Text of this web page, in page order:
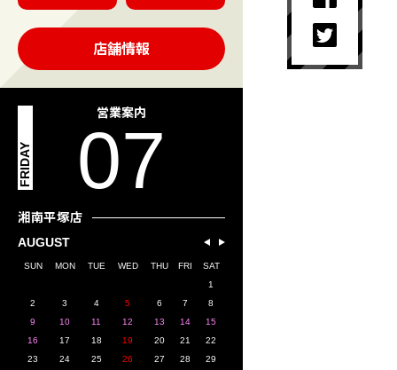
店舗情報
営業案内
07
FRIDAY
湘南平塚店
AUGUST
SUN MON TUE WED THU FRI
SAT
1
2
3 4 5 6 7
8
9
10 11 12 13 14
15
16
17 18 19 20 21
22
23
24 25 26 27 28
29